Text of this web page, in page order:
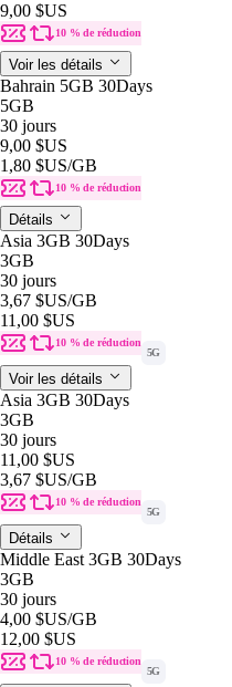
9,00 $US
10 % de réduction
Voir les détails
Bahrain 5GB 30Days
5GB
30 jours
9,00 $US
1,80 $US/GB
10 % de réduction
Détails
Asia 3GB 30Days
3GB
30 jours
3,67 $US/GB
11,00 $US
10 % de réduction
5G
Voir les détails
Asia 3GB 30Days
3GB
30 jours
11,00 $US
3,67 $US/GB
10 % de réduction
5G
Détails
Middle East 3GB 30Days
3GB
30 jours
4,00 $US/GB
12,00 $US
10 % de réduction
5G